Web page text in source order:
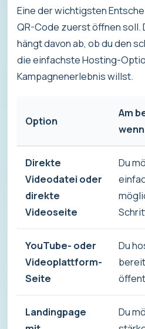
Eine der wichtigsten
QR-Code zuerst öffnen soll.
hängt davon ab, ob du den
die einfachste Hosting-
Kampagnenerlebnis willst.
Option
Am
wenn
Direkte
Videodatei oder
direkte
Videoseite
Du
YouTube- oder
Videoplattform-
Seite
Du
Landingpage
Du